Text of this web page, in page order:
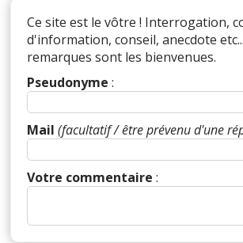
Réagir à ce
(Votre post sera visible sous le
Parphab(Date : 2025-01-18
Le pouvoir d achat !? ...
Ce site est le vôtre ! Interrogation,
d'information, conseil, anecdote
remarques sont les bienvenues.
Pseudonyme :
Mail (facultatif / être prévenu d'une
Votre commentaire :